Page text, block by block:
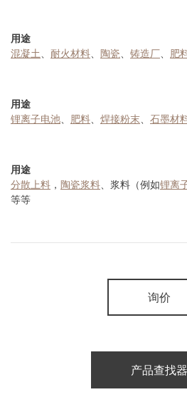
用途
混凝土、 耐火材料、 陶瓷、 铸造厂、 肥
用途
锂离子电池、 肥料、 焊接粉末、 石墨材
用途
分散上料 ， 陶瓷浆料、浆料（例如锂离
等等
询价
产品查找器